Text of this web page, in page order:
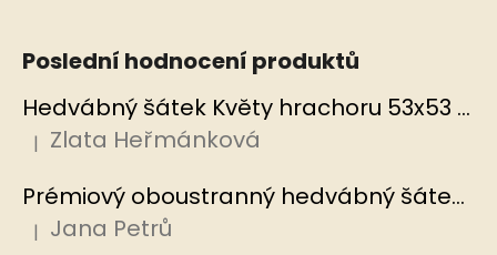
Poslední hodnocení produktů
Hedvábný šátek Květy hrachoru 53x53 cm v dárkovém balení, HEDVÁBNÝ SVĚT
Hodnocení produktu je 5 z 5 hvězdiček.
| Zlata Heřmánková
Prémiový oboustranný hedvábný šátek Mořský korál, MB
Hodnocení produktu je 5 z 5 hvězdiček.
| Jana Petrů